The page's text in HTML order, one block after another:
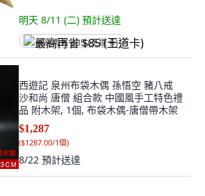
明天 8/11 (二) 預計送達
最高再省 $85 (王道卡)
西遊記 泉州布袋木偶 孫悟空 豬八戒
沙和尚 唐僧 組合款 中國風手工特色禮
品 附木架, 1個, 布袋木偶-唐僧帶木架
$1,287
($1287.00/1個)
8/22 預計送達